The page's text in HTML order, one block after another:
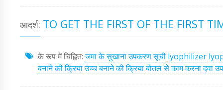
आदर्श: TO GET THE FIRST OF THE FIRST
के रूप में चिह्नित:जमा के सुखानाउपकरण सूची lyophilizer
बनाने की क्रियाउच्च बनाने की क्रियाबोतल से काम करनादवा